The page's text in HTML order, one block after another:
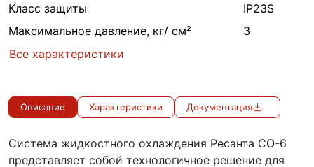
Класс защиты
IP23S
Максимальное давление, кг/ см²
3
Все характеристики
Описание Характеристики Документация
Система жидкостного охлаждения Ресанта СО-6
представляет собой технологичное решение для